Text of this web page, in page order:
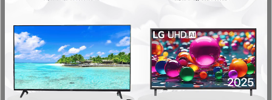
- 70,000₮